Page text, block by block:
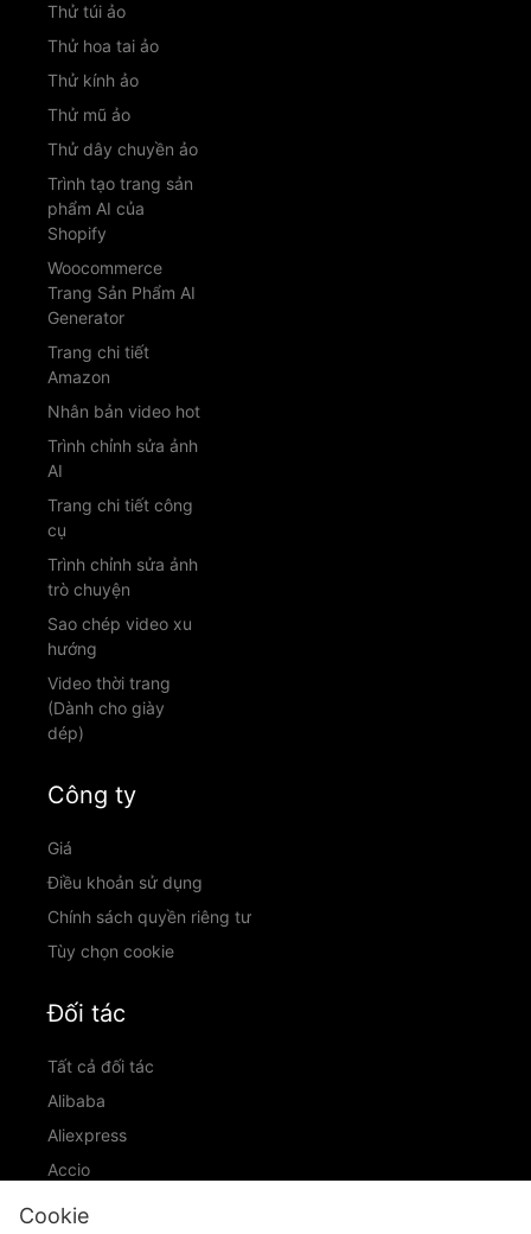
Thử túi ảo
Thử hoa tai ảo
Thử kính ảo
Thử mũ ảo
Thử dây chuyền ảo
Trình tạo trang sản
phẩm AI của
Shopify
Woocommerce
Trang Sản Phẩm AI
Generator
Trang chi tiết
Amazon
Nhân bản video hot
Trình chỉnh sửa ảnh
AI
Trang chi tiết công
cụ
Trình chỉnh sửa ảnh
trò chuyện
Sao chép video xu
hướng
Video thời trang
(Dành cho giày
dép)
Công ty
Giá
Điều khoản sử dụng
Chính sách quyền riêng tư
Tùy chọn cookie
Đối tác
Tất cả đối tác
Alibaba
Aliexpress
Accio
ID Ranking
Cookie